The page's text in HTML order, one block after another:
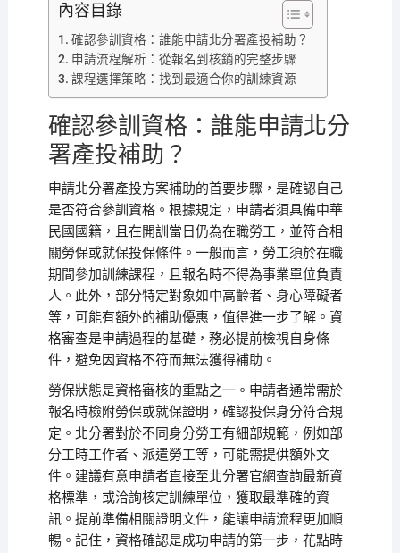
內容目錄
確認參訓資格：誰能申請北分署產投補助？
申請流程解析：從報名到核銷的完整步驟
課程選擇策略：找到最適合你的訓練資源
確認參訓資格：誰能申請北分
署產投補助？
申請北分署產投方案補助的首要步驟，是確認自己
是否符合參訓資格。根據規定，申請者須具備中華
民國國籍，且在開訓當日仍為在職勞工，並符合相
關勞保或就保投保條件。一般而言，勞工須於在職
期間參加訓練課程，且報名時不得為事業單位負責
人。此外，部分特定對象如中高齡者、身心障礙者
等，可能有額外的補助優惠，值得進一步了解。資
格審查是申請過程的基礎，務必提前檢視自身條
件，避免因資格不符而無法獲得補助。
勞保狀態是資格審核的重點之一。申請者通常需於
報名時檢附勞保或就保證明，確認投保身分符合規
定。北分署對於不同身分勞工有細部規範，例如部
分工時工作者、派遣勞工等，可能需提供額外文
件。建議有意申請者直接至北分署官網查詢最新資
格標準，或洽詢核定訓練單位，獲取最準確的資
訊。提前準備相關證明文件，能讓申請流程更加順
暢。記住，資格確認是成功申請的第一步，花點時